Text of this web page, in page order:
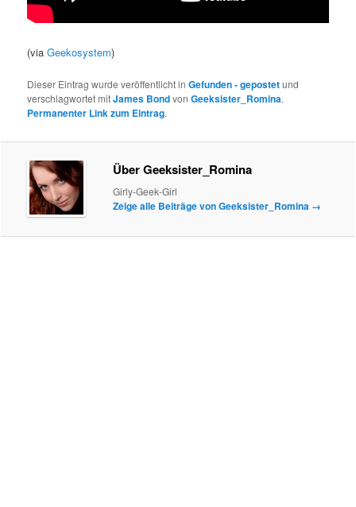
(viaGeekosystem)
Dieser Eintrag wurde veröffentlicht inGefunden - gepostetund
verschlagwortet mitJames BondvonGeeksister_Romina.
Permanenter Link zum Eintrag.
Über Geeksister_Romina
Girly-Geek-Girl
Zeige alle Beiträge von Geeksister_Romina →